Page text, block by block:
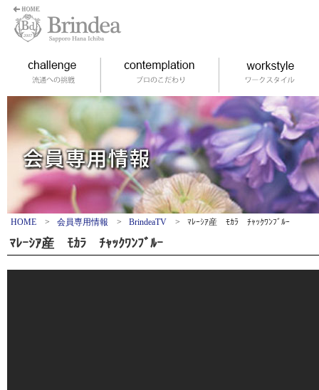
HOME > 会員専用情報 > BrindeaTV > ﾏﾚｰｼｱ産 ﾓｶﾗ ﾁｬｯｸﾜﾝﾌﾞﾙｰ
ﾏﾚｰｼｱ産 ﾓｶﾗ ﾁｬｯｸﾜﾝﾌﾞﾙｰ